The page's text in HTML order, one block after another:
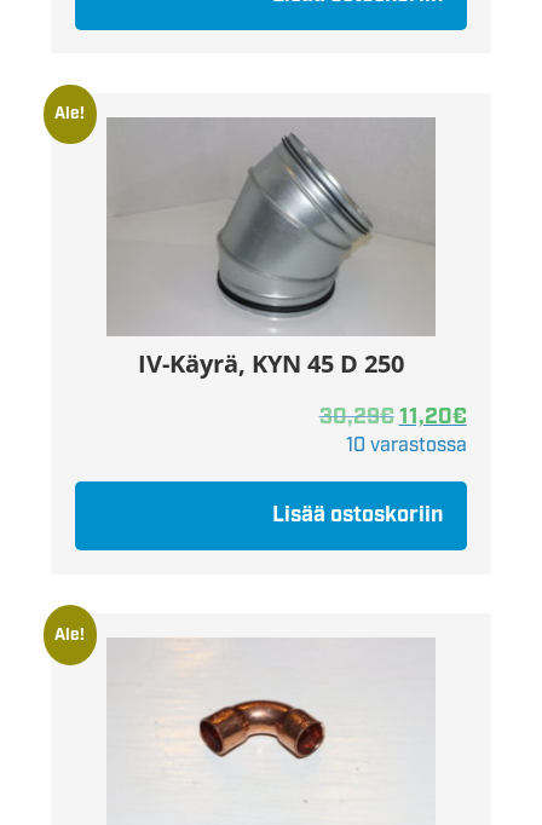
Ale!
IV-Käyrä, KYN 45 D 250
30,29€11,20€
10 varastossa
Lisää ostoskoriin
Ale!